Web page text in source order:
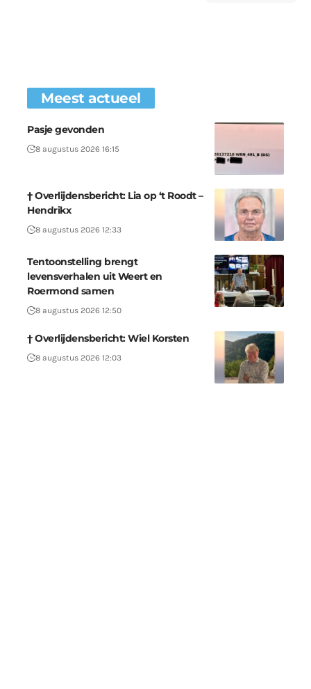
Meest actueel
Pasje gevonden
8 augustus 2026 16:15
† Overlijdensbericht: Lia op ‘t Roodt –
Hendrikx
8 augustus 2026 12:33
Tentoonstelling brengt
levensverhalen uit Weert en
Roermond samen
8 augustus 2026 12:50
† Overlijdensbericht: Wiel Korsten
8 augustus 2026 12:03